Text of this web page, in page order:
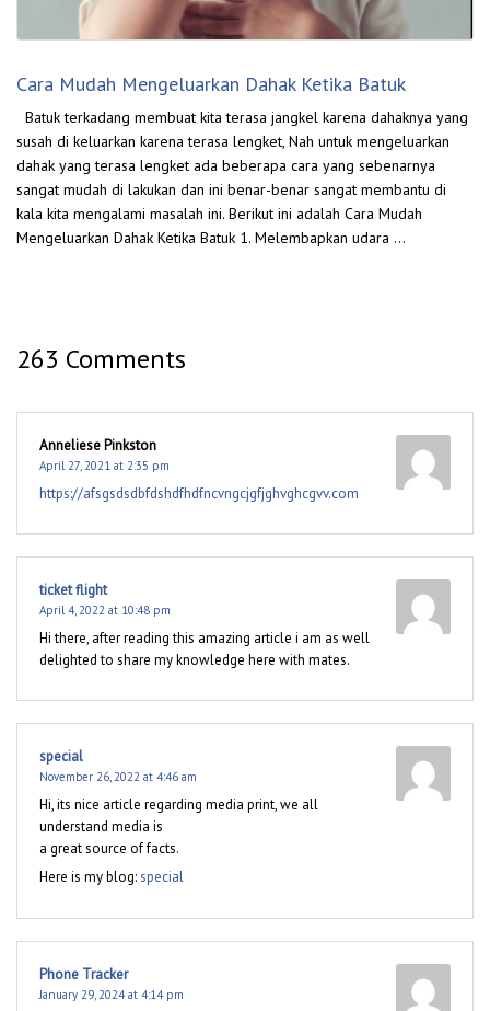
Cara Mudah Mengeluarkan Dahak Ketika Batuk
Batuk terkadang membuat kita terasa jangkel karena dahaknya yang
susah di keluarkan karena terasa lengket, Nah untuk mengeluarkan
dahak yang terasa lengket ada beberapa cara yang sebenarnya
sangat mudah di lakukan dan ini benar-benar sangat membantu di
kala kita mengalami masalah ini. Berikut ini adalah Cara Mudah
Mengeluarkan Dahak Ketika Batuk 1. Melembapkan udara …
263 Comments
Anneliese Pinkston
April 27, 2021 at 2:35 pm
https://afsgsdsdbfdshdfhdfncvngcjgfjghvghcgvv.com
ticket flight
April 4, 2022 at 10:48 pm
Hi there, after reading this amazing article i am as well
delighted to share my knowledge here with mates.
special
November 26, 2022 at 4:46 am
Hi, its nice article regarding media print, we all
understand media is
a great source of facts.
Here is my blog:special
Phone Tracker
January 29, 2024 at 4:14 pm